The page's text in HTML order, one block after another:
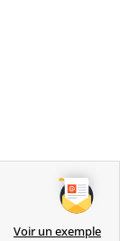
Voir un exemple